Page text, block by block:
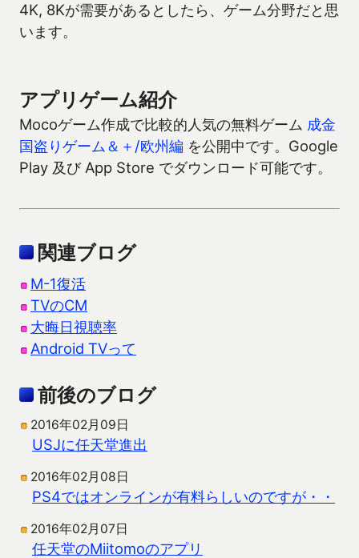
4K, 8Kが需要があるとしたら、ゲーム分野だと思
います。
アプリゲーム紹介
Mocoゲーム作成で比較的人気の無料ゲーム 成金
国盗りゲーム＆＋/欧州編 を公開中です。Google
Play 及び App Store でダウンロード可能です。
関連ブログ
M-1復活
TVのCM
大晦日視聴率
Android TVって
前後のブログ
2016年02月09日
USJに任天堂進出
2016年02月08日
PS4ではオンラインが有料らしいのですが・・
2016年02月07日
任天堂のMiitomoのアプリ